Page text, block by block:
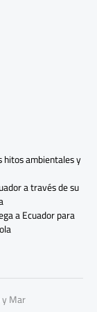
hitos ambientales y
a través de su
a Ecuador para
Mar